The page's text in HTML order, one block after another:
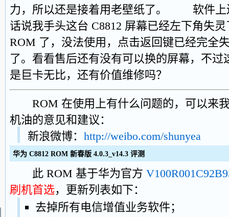
力，所以还是接着用老壁纸了。 软件上
话说我手头这台 C8812 屏幕已经左下角失
ROM 了，没法使用，点击返回键已经完全
了。看看售后还有没有可以换的屏幕，不过
是巨卡无比，还有价值维修吗？
ROM 在使用上有什么问题的，可以来
机油的意见和建议：
新浪微博： http://weibo.com/shunyea
华为 C8812 ROM 新春版 4.0.3_v14.3 评测
此 ROM 基于华为官方
刷机首选，更新列表如下：
去掉所有电信增值业务软件；